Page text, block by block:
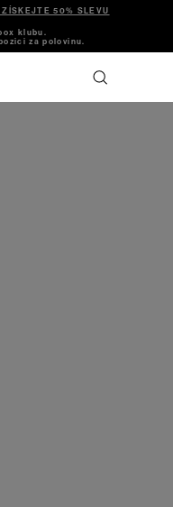
ZÍSKEJTE 50% SLEVU
klubu.
za polovinu.